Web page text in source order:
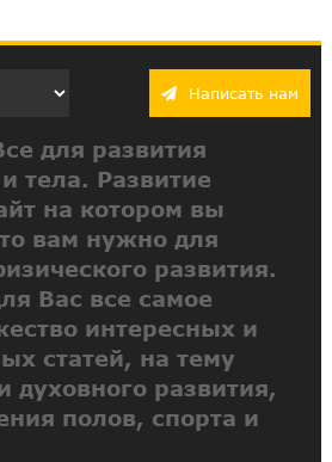
Написать нам
для развития
тела. Развитие
на котором вы
вам нужно для
развития.
Вас все самое
интересных и
статей, на тему
духовного развития,
полов, спорта и